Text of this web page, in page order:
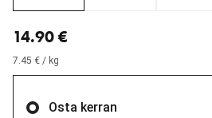
14.90 €
7.45 € / kg
Osta kerran